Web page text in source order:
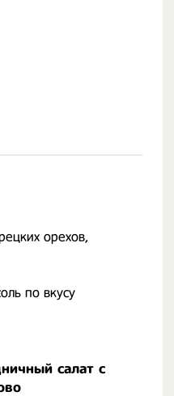
орехов,
по вкусу
салат с